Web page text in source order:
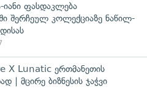
ფასდაკლება
შერჩეულ კოლექციაზე ნაწილ-
X Lunatic ერთმანეთის
| მცირე ბიზნესის ჯაჭვი